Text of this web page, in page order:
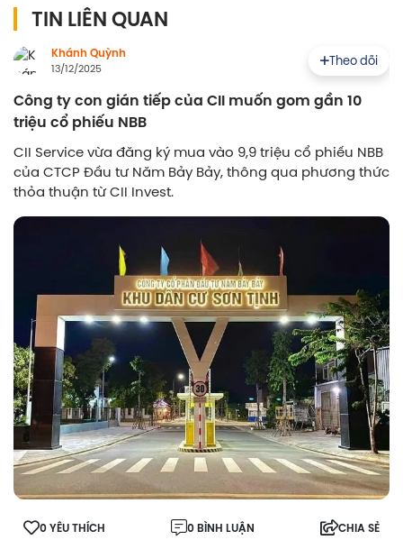
TIN LIÊN QUAN
Khánh Quỳnh
13/12/2025
Theo dõi
Công ty con gián tiếp của CII muốn gom gần 10
triệu cổ phiếu NBB
CII Service vừa đăng ký mua vào 9,9 triệu cổ phiếu NBB
của CTCP Đầu tư Năm Bảy Bảy, thông qua phương thức
thỏa thuận từ CII Invest.
0 YÊU THÍCH 0 BÌNH LUẬN CHIA SẺ